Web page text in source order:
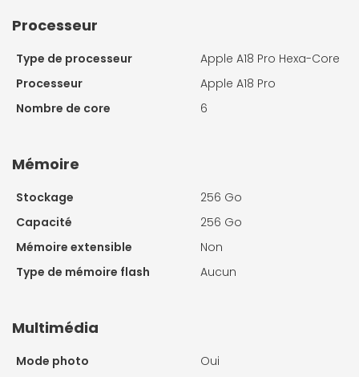
Processeur
Type de processeur
Apple A18 Pro Hexa-Core
Processeur
Apple A18 Pro
Nombre de core
6
Mémoire
Stockage
256 Go
Capacité
256 Go
Mémoire extensible
Non
Type de mémoire flash
Aucun
Multimédia
Mode photo
Oui